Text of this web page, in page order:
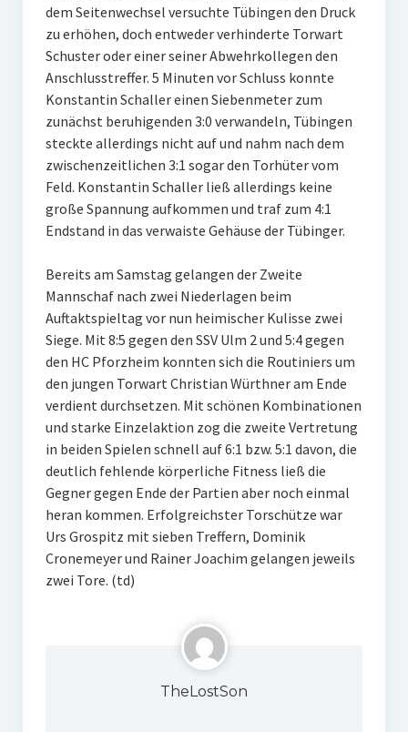
Jugend Sponsoring
dem Seitenwechsel versuchte Tübingen den Druck
zu erhöhen, doch entweder verhinderte Torwart
Schuster oder einer seiner Abwehrkollegen den
Anschlusstreffer. 5 Minuten vor Schluss konnte
Konstantin Schaller einen Siebenmeter zum
zunächst beruhigenden 3:0 verwandeln, Tübingen
steckte allerdings nicht auf und nahm nach dem
zwischenzeitlichen 3:1 sogar den Torhüter vom
Feld. Konstantin Schaller ließ allerdings keine
große Spannung aufkommen und traf zum 4:1
Endstand in das verwaiste Gehäuse der Tübinger.
Bereits am Samstag gelangen der Zweite
Mannschaf nach zwei Niederlagen beim
Auftaktspieltag vor nun heimischer Kulisse zwei
Siege. Mit 8:5 gegen den SSV Ulm 2 und 5:4 gegen
den HC Pforzheim konnten sich die Routiniers um
den jungen Torwart Christian Würthner am Ende
verdient durchsetzen. Mit schönen Kombinationen
und starke Einzelaktion zog die zweite Vertretung
in beiden Spielen schnell auf 6:1 bzw. 5:1 davon, die
deutlich fehlende körperliche Fitness ließ die
Gegner gegen Ende der Partien aber noch einmal
heran kommen. Erfolgreichster Torschütze war
Urs Grospitz mit sieben Treffern, Dominik
Cronemeyer und Rainer Joachim gelangen jeweils
zwei Tore. (td)
TheLostSon